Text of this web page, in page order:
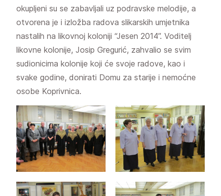
okupljeni su se zabavljali uz podravske melodije, a
otvorena je i izložba radova slikarskih umjetnika
nastalih na likovnoj koloniji “Jesen 2014”. Voditelj
likovne kolonije, Josip Gregurić, zahvalio se svim
sudionicima kolonije koji će svoje radove, kao i
svake godine, donirati Domu za starije i nemoćne
osobe Koprivnica.